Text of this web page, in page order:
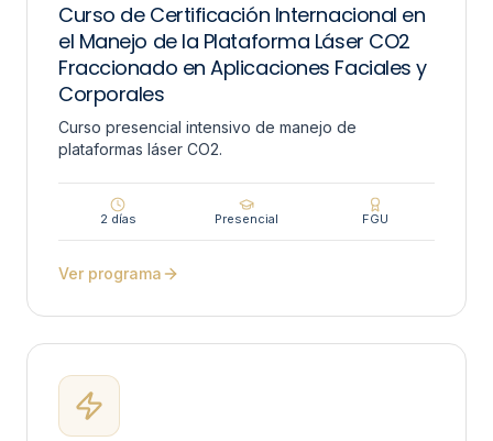
Curso de Certificación Internacional en
el Manejo de la Plataforma Láser CO2
Fraccionado en Aplicaciones Faciales y
Corporales
Curso presencial intensivo de manejo de
plataformas láser CO2.
2 días Presencial FGU
Ver programa